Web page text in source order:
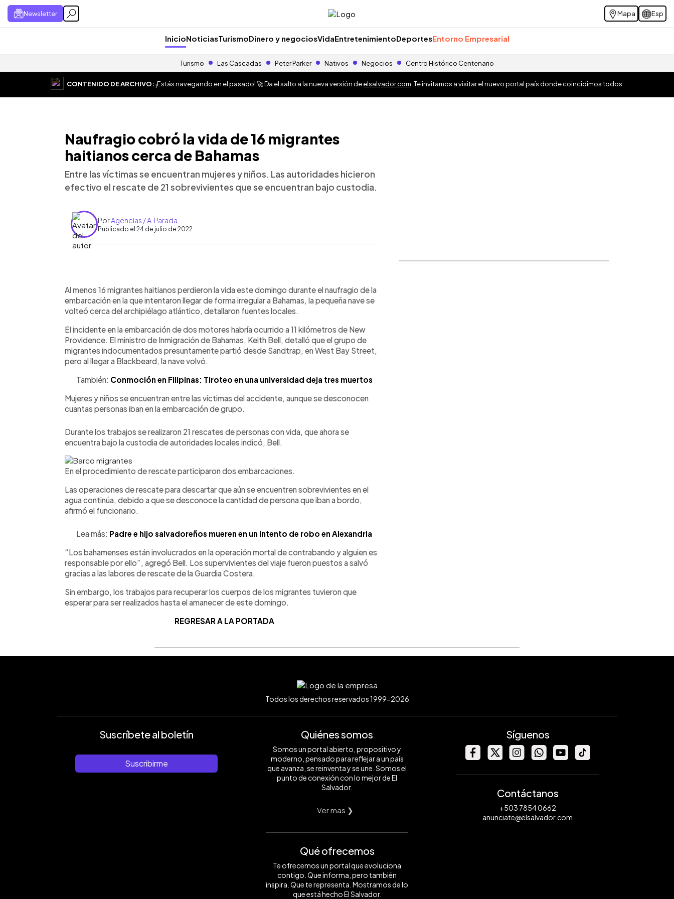
Newsletter Mapa Esp
InicioNoticiasTurismoDinero y negociosVidaEntretenimientoDeportesEntorno Empresarial
Turismo Las Cascadas Peter Parker Nativos Negocios Centro Histórico Centenario
CONTENIDO DE ARCHIVO:¡Estás navegando en el pasado! 🚀 Da el salto a la nueva versión deelsalvador.com . Te invitamos a visitar el nuevo portal país donde coincidimos todos.
Naufragio cobró la vida de 16 migrantes
haitianos cerca de Bahamas
Entre las víctimas se encuentran mujeres y niños. Las autoridades hicieron
efectivo el rescate de 21 sobrevivientes que se encuentran bajo custodia.
PorAgencias / A. Parada
Publicado el 24 de julio de 2022
► Escuchar artículo
Al menos 16 migrantes haitianos perdieron la vida este domingo durante el naufragio de la
embarcación en la que intentaron llegar de forma irregular a Bahamas, la pequeña nave se
volteó cerca del archipiélago atlántico, detallaron fuentes locales.
El incidente en la embarcación de dos motores habría ocurrido a 11 kilómetros de New
Providence. El ministro de Inmigración de Bahamas, Keith Bell, detalló que el grupo de
migrantes indocumentados presuntamente partió desde Sandtrap, en West Bay Street,
pero al llegar a Blackbeard, la nave volvó.
También: Conmoción en Filipinas: Tiroteo en una universidad deja tres muertos
Mujeres y niños se encuentran entre las víctimas del accidente, aunque se desconocen
cuantas personas iban en la embarcación de grupo.
Durante los trabajos se realizaron 21 rescates de personas con vida, que ahora se
encuentra bajo la custodia de autoridades locales indicó, Bell.
En el procedimiento de rescate participaron dos embarcaciones.
Las operaciones de rescate para descartar que aún se encuentren sobrevivientes en el
agua continúa, debido a que se desconoce la cantidad de persona que iban a bordo,
afirmó el funcionario.
Lea más: Padre e hijo salvadoreños mueren en un intento de robo en Alexandria
“Los bahamenses están involucrados en la operación mortal de contrabando y alguien es
responsable por ello”, agregó Bell. Los supervivientes del viaje fueron puestos a salvó
gracias a las labores de rescate de la Guardia Costera.
Sin embargo, los trabajos para recuperar los cuerpos de los migrantes tuvieron que
esperar para ser realizados hasta el amanecer de este domingo.
REGRESAR A LA PORTADA
Todos los derechos reservados 1999-2026
Suscríbete al boletín
Suscribirme
Quiénes somos
Somos un portal abierto, propositivo y
moderno, pensado para reflejar a un país
que avanza, se reinventa y se une. Somos el
punto de conexión con lo mejor de El
Salvador.
Ver mas ❯
Qué ofrecemos
Te ofrecemos un portal que evoluciona
contigo. Que informa, pero también
inspira. Que te representa. Mostramos de lo
que está hecho El Salvador.
Síguenos
Contáctanos
+503 7854 0662
anunciate@elsalvador.com